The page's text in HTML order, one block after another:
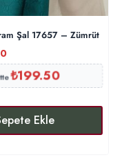
Şal 17657 – Zümrüt
₺199.50
Ekle